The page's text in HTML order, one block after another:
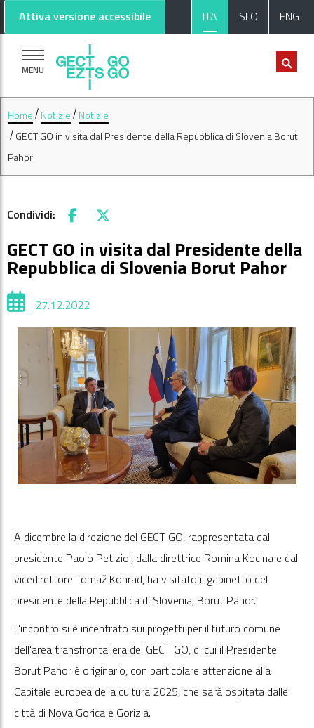
Vai al contenuto principale
Vai al footer
Attiva versione accessibile ITA SLO ENG
MENU
Home Notizie
Notizie
GECT GO in visita dal Presidente della Repubblica di Slovenia Borut
Pahor
Condividi: Facebook
X
GECT GO in visita dal Presidente della
Repubblica di Slovenia Borut Pahor
27.12.2022
A dicembre la direzione del GECT GO, rappresentata dal
presidente Paolo Petiziol, dalla direttrice Romina Kocina e dal
vicedirettore Tomaž Konrad, ha visitato il gabinetto del
presidente della Repubblica di Slovenia, Borut Pahor.
L'incontro si è incentrato sui progetti per il futuro comune
dell'area transfrontaliera del GECT GO, di cui il Presidente
Borut Pahor è originario, con particolare attenzione alla
Capitale europea della cultura 2025, che sarà ospitata dalle
città di Nova Gorica e Gorizia.